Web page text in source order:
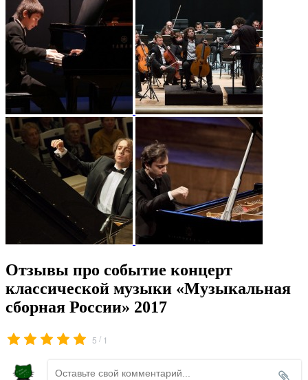
Отзывы про событие концерт
классической музыки «Музыкальная
сборная России» 2017
5 / 1